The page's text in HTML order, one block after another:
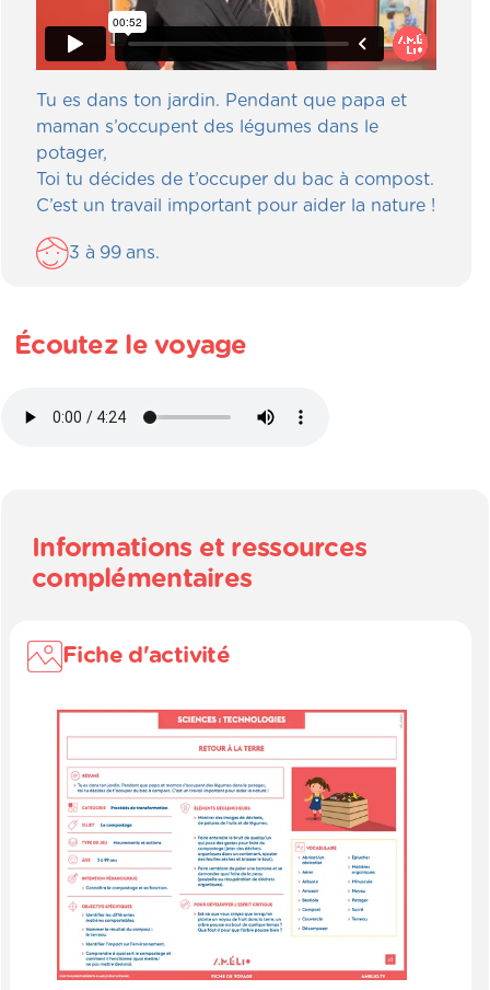
Tu es dans ton jardin. Pendant que papa et
maman s’occupent des légumes dans le
potager,
Toi tu décides de t’occuper du bac à compost.
C’est un travail important pour aider la nature !
3 à 99 ans.
Écoutez le voyage
Informations et ressources
complémentaires
Fiche d'activité